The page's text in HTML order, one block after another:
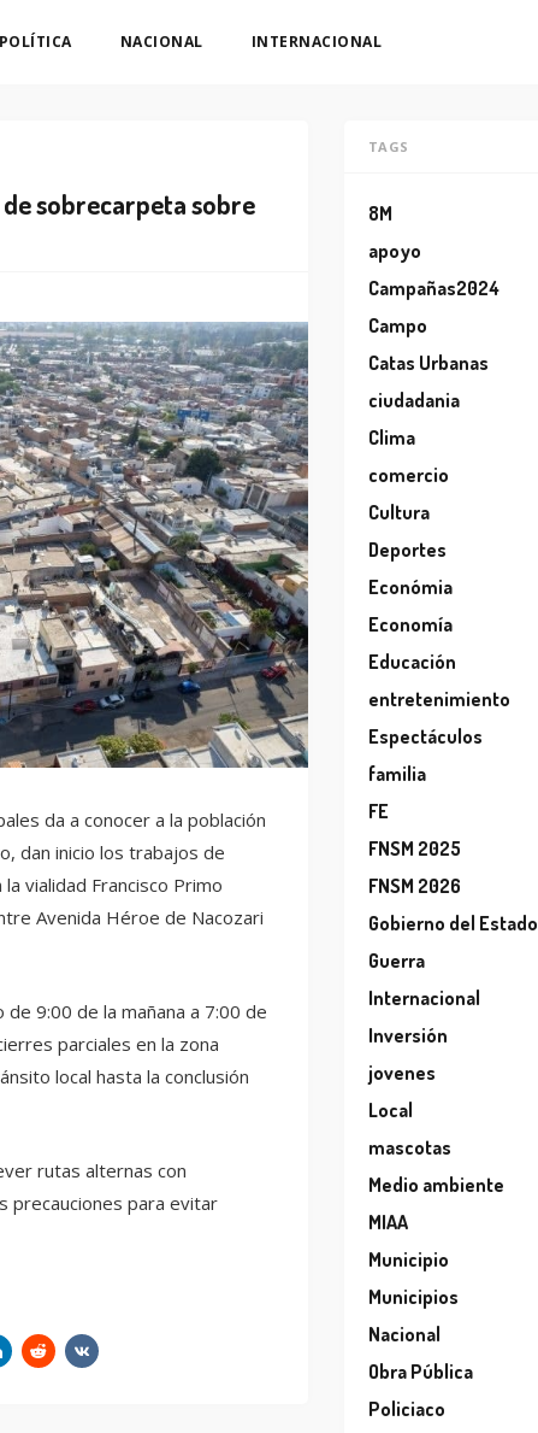
POLÍTICA NACIONAL INTERNACIONAL
sobrecarpeta sobre
da a conocer a la población
dan inicio los trabajos de
vialidad Francisco Primo
Avenida Héroe de Nacozari
9:00 de la mañana a 7:00 de
parciales en la zona
local hasta la conclusión
rutas alternas con
precauciones para evitar
TAGS
8M
apoyo
Campañas2024
Campo
Catas Urbanas
ciudadania
Clima
comercio
Cultura
Deportes
Económia
Economía
Educación
entretenimiento
Espectáculos
familia
FE
FNSM 2025
FNSM 2026
Gobierno del Estado
Guerra
Internacional
Inversión
jovenes
Local
mascotas
Medio ambiente
MIAA
Municipio
Municipios
Nacional
Obra Pública
Policiaco